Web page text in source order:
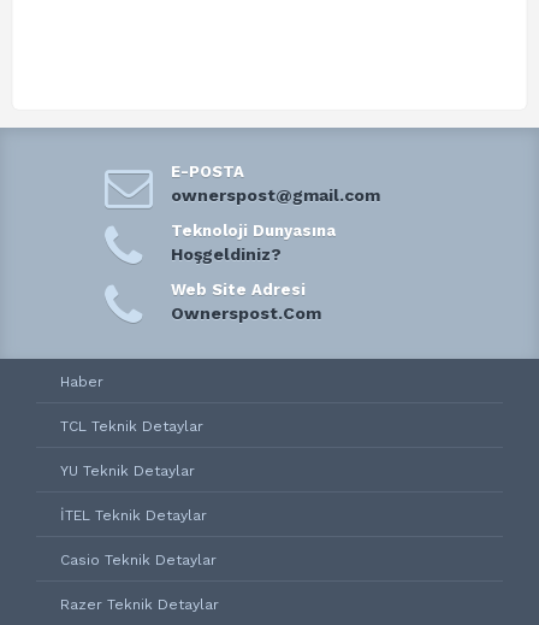
E-POSTA
ownerspost@gmail.com
Teknoloji Dunyasına
Hoşgeldiniz?
Web Site Adresi
Ownerspost.Com
Haber
TCL Teknik Detaylar
YU Teknik Detaylar
İTEL Teknik Detaylar
Casio Teknik Detaylar
Razer Teknik Detaylar